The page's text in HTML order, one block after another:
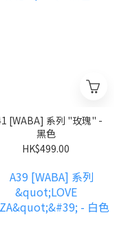
瑰" -
黑色
HK$499.00